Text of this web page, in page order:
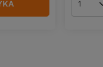
Ilość